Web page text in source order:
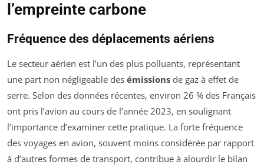
l’empreinte carbone
Fréquence des déplacements aériens
Le secteur aérien est l’un des plus polluants, représentant
une part non négligeable des émissions de gaz à effet de
serre. Selon des données récentes, environ 26 % des Français
ont pris l’avion au cours de l’année 2023, en soulignant
l’importance d’examiner cette pratique. La forte fréquence
des voyages en avion, souvent moins considérée par rapport
à d’autres formes de transport, contribue à alourdir le bilan